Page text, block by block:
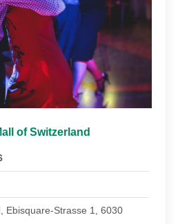
of Switzerland
Ebisquare-Strasse 1, 6030